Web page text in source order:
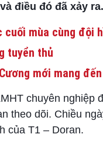
điều đó đã xảy ra.
cuối mùa cùng đội
tuyển thủ
mới mang
chuyên
theo dõi. Chiều
của T1 – Doran.